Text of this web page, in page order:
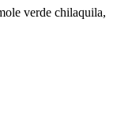
verde chilaquila,